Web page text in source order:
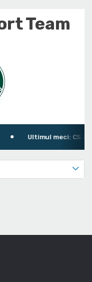
Team
Ultimul meci: CS